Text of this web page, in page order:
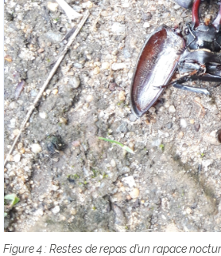
Figure 4 : Restes de repas d’un rapace